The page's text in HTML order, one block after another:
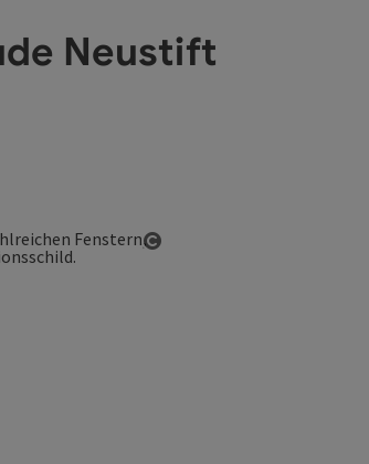
Neustift